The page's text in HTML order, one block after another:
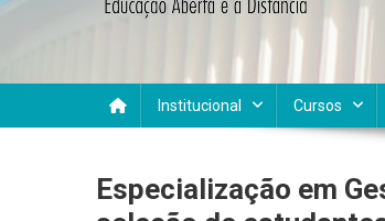
DEAD UFVJM
Institucional Cursos
Especialização em